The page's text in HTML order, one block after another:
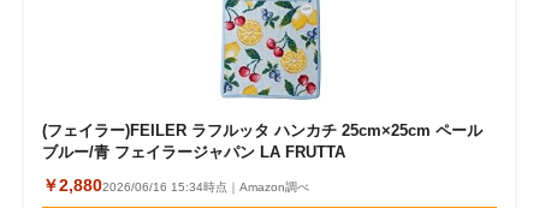
(フェイラー)FEILER ラフルッタ ハンカチ 25cm×25cm ペール
ブルー/青 フェイラージャパン LA FRUTTA
￥2,8802026/06/16 15:34時点｜Amazon調べ